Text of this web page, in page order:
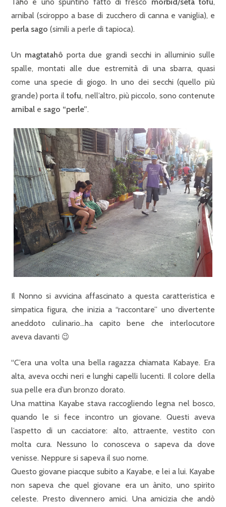
arnibal (sciroppo a base di zucchero di canna e vaniglia), e
perla sago (simili a perle di tapioca).
Un magtatahô porta due grandi secchi in alluminio sulle
spalle, montati alle due estremità di una sbarra, quasi
come una specie di giogo. In uno dei secchi (quello più
grande) porta iltofu, nell’altro, più piccolo, sono contenute
arnibal e sago “perle”.
Il Nonno si avvicina affascinato a questa caratteristica e
simpatica figura, che inizia a “raccontare” uno divertente
aneddoto culinario…ha capito bene che interlocutore
aveva davanti 😉
“C’era una volta una bella ragazza chiamata Kabaye. Era
alta, aveva occhi neri e lunghi capelli lucenti. Il colore della
sua pelle era d’un bronzo dorato.
Una mattina Kayabe stava raccogliendo legna nel bosco,
quando le si fece incontro un giovane. Questi aveva
l’aspetto di un cacciatore: alto, attraente, vestito con
molta cura. Nessuno lo conosceva o sapeva da dove
venisse. Neppure si sapeva il suo nome.
Questo giovane piacque subito a Kayabe, e lei a lui. Kayabe
non sapeva che quel giovane era un ànito, uno spirito
celeste. Presto divennero amici. Una amicizia che andò